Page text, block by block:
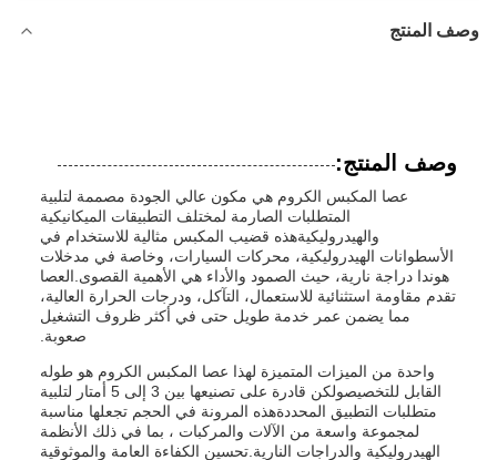
وصف المنتج
وصف المنتج:
عصا المكبس الكروم هي مكون عالي الجودة مصممة لتلبية
المتطلبات الصارمة لمختلف التطبيقات الميكانيكية
والهيدروليكيةهذه قضيب المكبس مثالية للاستخدام في
الأسطوانات الهيدروليكية، محركات السيارات، وخاصة في مدخلات
هوندا دراجة نارية، حيث الصمود والأداء هي الأهمية القصوى.العصا
تقدم مقاومة استثنائية للاستعمال، التآكل، ودرجات الحرارة العالية،
مما يضمن عمر خدمة طويل حتى في أكثر ظروف التشغيل
صعوبة.
واحدة من الميزات المتميزة لهذا عصا المكبس الكروم هو طوله
القابل للتخصيصولكن قادرة على تصنيعها بين 3 إلى 5 أمتار لتلبية
متطلبات التطبيق المحددةهذه المرونة في الحجم تجعلها مناسبة
لمجموعة واسعة من الآلات والمركبات ، بما في ذلك الأنظمة
الهيدروليكية والدراجات النارية.تحسين الكفاءة العامة والموثوقية